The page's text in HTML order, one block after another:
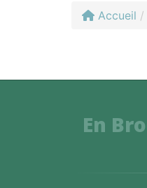
Accueil
En